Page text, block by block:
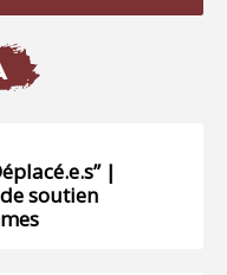
|
soutien